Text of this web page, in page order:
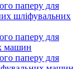
паперу для
шліфувальних
паперу для
машин
паперу для